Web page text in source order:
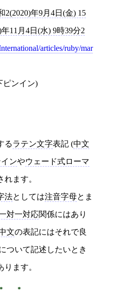
2(2020)年9月4日(金) 15
11月4日(水) 9時39分2
articles/ruby/mar
ピンイン)
るラテン文字表記 (中文
ンやウェード式ローマ
ます。
法としては注音字母とま
対一対応関係にはあり
文の表記にはそれで良
ついて記述したいとき
ます。